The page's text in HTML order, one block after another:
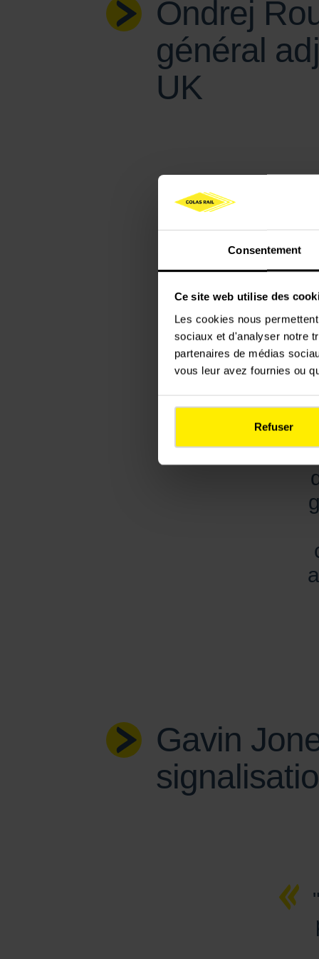
Consentement
Ce site web utilise des
Les cookies nous
sociaux et d'analyser notre
partenaires de médias
vous leur avez fournies ou
Refuser
Ondrej
général
UK
Gavin